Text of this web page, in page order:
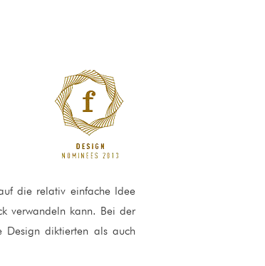
die relativ einfache Idee
verwandeln kann. Bei der
Design diktierten als auch